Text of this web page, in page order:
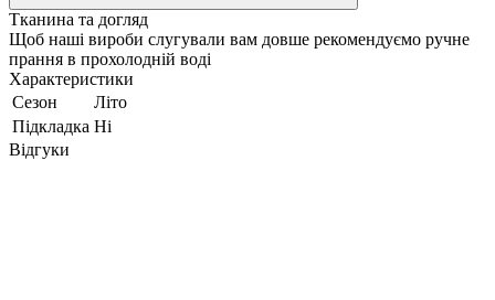
Тканина та догляд
Щоб наші вироби слугували вам довше рекомендуємо ручне
прання в прохолодній воді
Характеристики
Сезон
Літо
Підкладка Ні
Відгуки